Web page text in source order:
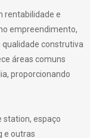
rentabilidade e
empreendimento,
qualidade construtiva
áreas comuns
proporcionando
station, espaço
e outras